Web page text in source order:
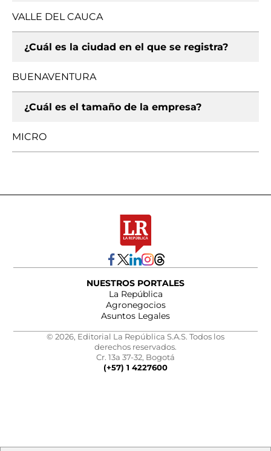
VALLE DEL CAUCA
¿Cuál es la ciudad en el que se registra?
BUENAVENTURA
¿Cuál es el tamaño de la empresa?
MICRO
NUESTROS PORTALES
La República
Agronegocios
Asuntos Legales
© 2026, Editorial La República S.A.S. Todos los
derechos reservados.
Cr. 13a 37-32, Bogotá
(+57) 1 4227600